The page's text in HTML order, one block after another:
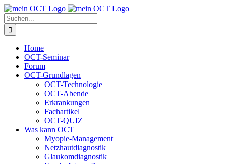
Skip
to
content
Suche
nach:
Home
OCT-Seminar
Forum
OCT-Grundlagen
OCT-Technologie
OCT-Abende
Erkrankungen
Fachartikel
OCT-QUIZ
Was kann OCT
Myopie-Management
Netzhautdiagnostik
Glaukomdiagnostik